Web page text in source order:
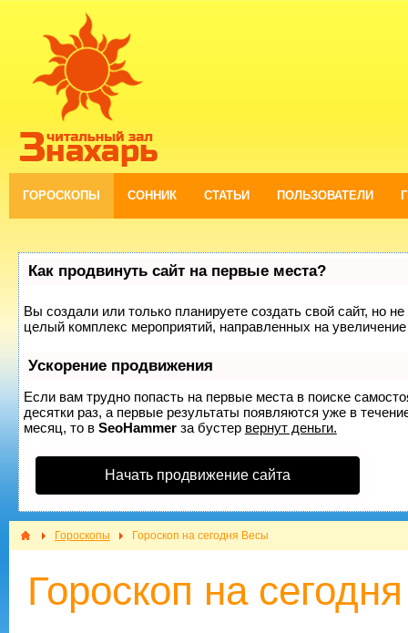
ГОРОСКОПЫ СОННИК СТАТЬИ ПОЛЬЗОВАТЕЛИ
Как продвинуть сайт на первые места?
Вы создали или только планируете создать свой сайт, но
целый комплекс мероприятий, направленных на
Ускорение продвижения
Если вам трудно попасть на первые места в поиске
десятки раз, а первые результаты появляются уже в
месяц, то в SeoHammerза бустер вернут деньги.
Начать продвижение сайта
Гороскопы Гороскоп на сегодня Весы
Гороскоп на